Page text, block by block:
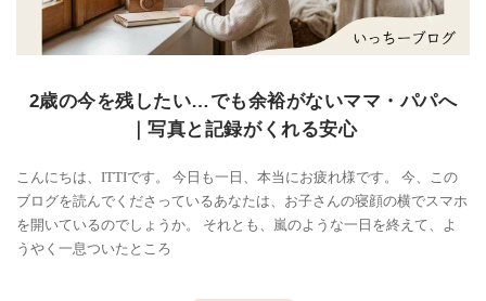
2歳の今を残したい…でも余裕がないママ・パパへ
｜写真と記録がくれる安心
こんにちは、ITTIです。 今日も一日、本当にお疲れ様です。 今、この
ブログを読んでくださっているあなたは、お子さんの寝顔の横でスマホ
を開いているのでしょうか。 それとも、嵐のような一日を終えて、よ
うやく一息ついたところ